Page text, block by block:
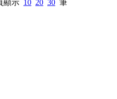
顯示 10 20 30 筆